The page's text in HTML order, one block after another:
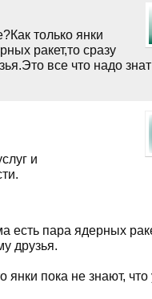
только янки
ракет,то сразу
все что надо
и
есть пара ядерных
друзья.
янки пока не знают, что